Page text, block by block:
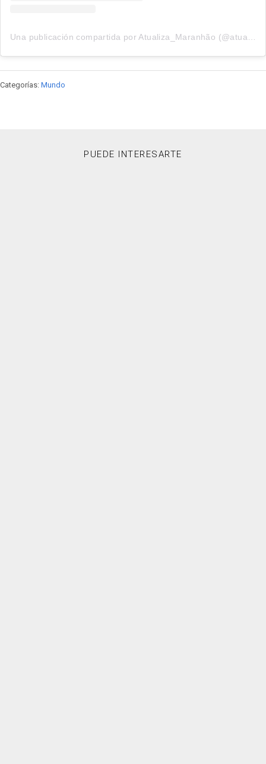
Una publicación compartida por Atualiza_Maranhão (@atualiza_maranhao)
Categorías: Mundo
PUEDE INTERESARTE